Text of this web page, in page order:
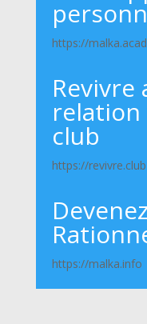
https://
Revivre
relation
club
https://revivre.club
https://malka.info